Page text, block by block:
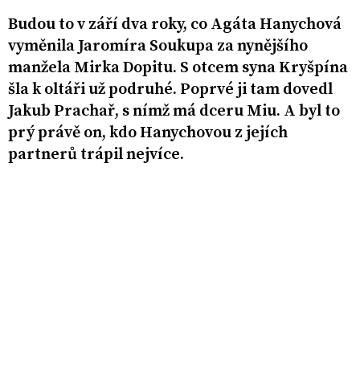
Budou to v září dva roky, co Agáta Hanychová
vyměnila Jaromíra Soukupa za nynějšího
manžela Mirka Dopitu. S otcem syna Kryšpína
šla k oltáři už podruhé. Poprvé ji tam dovedl
Jakub Prachař, s nímž má dceru Miu. A byl to
prý právě on, kdo Hanychovou z jejích
partnerů trápil nejvíce.